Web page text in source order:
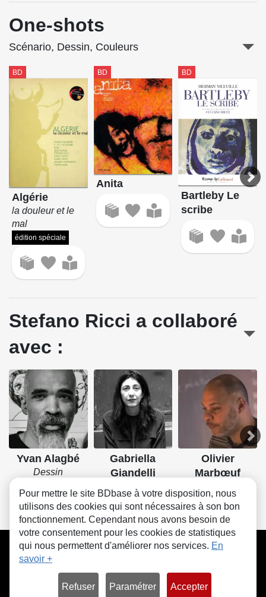
One-shots
Scénario, Dessin, Couleurs
BD
Algérie
la douleur et le
mal
édition spéciale
BD
Anita
BD
Bartleby Le
scribe
Stefano Ricci a collaboré
avec :
Yvan Alagbé
Dessin
Gabriella
Giandelli
Olivier
Marbœuf
CGU FAQ Contact Cookies
Pour mettre le site BDbase à votre disposition, nous
utilisons des cookies qui sont nécessaires à son bon
fonctionnement. Cependant nous avons besoin de
votre consentement pour les cookies de statistiques
qui nous permettent d'améliorer nos services. En
savoir +
Refuser Paramétrer Accepter